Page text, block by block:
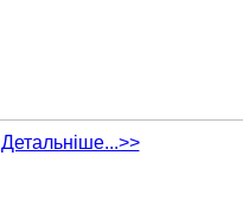
Детальніше...>>